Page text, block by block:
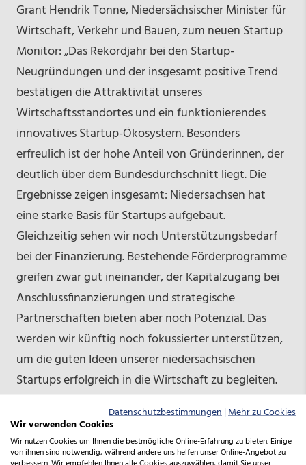
Grant Hendrik Tonne, Niedersächsischer Minister für
Wirtschaft, Verkehr und Bauen, zum neuen Startup
Monitor: „Das Rekordjahr bei den Startup-
Neugründungen und der insgesamt positive Trend
bestätigen die Attraktivität unseres
Wirtschaftsstandortes und ein funktionierendes
innovatives Startup-Ökosystem. Besonders
erfreulich ist der hohe Anteil von Gründerinnen, der
deutlich über dem Bundesdurchschnitt liegt. Die
Ergebnisse zeigen insgesamt: Niedersachsen hat
eine starke Basis für Startups aufgebaut.
Gleichzeitig sehen wir noch Unterstützungsbedarf
bei der Finanzierung. Bestehende Förderprogramme
greifen zwar gut ineinander, der Kapitalzugang bei
Anschlussfinanzierungen und strategische
Partnerschaften bieten aber noch Potenzial. Das
werden wir künftig noch fokussierter unterstützen,
um die guten Ideen unserer niedersächsischen
Startups erfolgreich in die Wirtschaft zu begleiten.
Bei Finanzierungen hat Deutschland insgesamt
Nachholbedarf. Daher sollte die Bundesregierung
ihre Start-up- und Scale-up-Strategie mit
Datenschutzbestimmungen|Mehr zu Cookies
Wir verwenden Cookies
Wir nutzen Cookies um Ihnen die bestmögliche Online-Erfahrung zu bieten. Einige
von ihnen sind notwendig, während andere uns helfen unser Online-Angebot zu